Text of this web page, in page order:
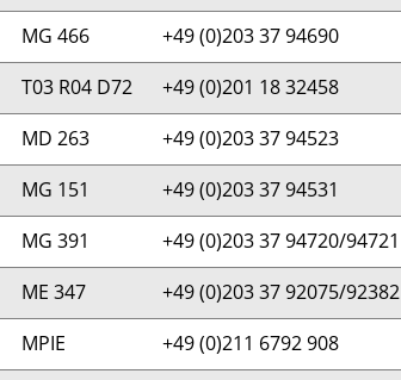
MG 466 +49 (0)203 37 94690
T03 R04 D72 +49 (0)201 18 32458
MD 263 +49 (0)203 37 94523
MG 151 +49 (0)203 37 94531
MG 391 +49 (0)203 37 94720/94721
ME 347 +49 (0)203 37 92075/92382
MPIE +49 (0)211 6792 908